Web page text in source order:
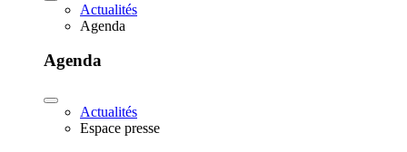
Actualités
Agenda
Agenda
Actualités
Espace presse